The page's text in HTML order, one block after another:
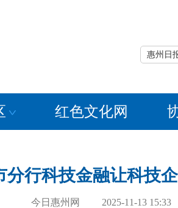
惠州日
红色文化网
分行科技金融让科技
今日惠州网 2025-11-13 15:33